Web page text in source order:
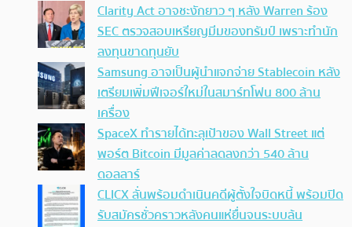
Clarity Act อาจชะงักยาว ๆ หลัง Warren ร้อง
SEC ตรวจสอบเหรียญมีมของทรัมป์ เพราะทำนัก
ลงทุนขาดทุนยับ
Samsung อาจเป็นผู้นำแจกจ่าย Stablecoin หลัง
เตรียมเพิ่มฟีเจอร์ใหม่ในสมาร์ทโฟน 800 ล้าน
เครื่อง
SpaceX ทำรายได้ทะลุเป้าของ Wall Street แต่
พอร์ต Bitcoin มีมูลค่าลดลงกว่า 540 ล้าน
ดอลลาร์
CLICX ลั่นพร้อมดำเนินคดีผู้ตั้งใจบิดหนี้ พร้อมปิด
รับสมัครชั่วคราวหลังคนแห่ยื่นจนระบบล้น